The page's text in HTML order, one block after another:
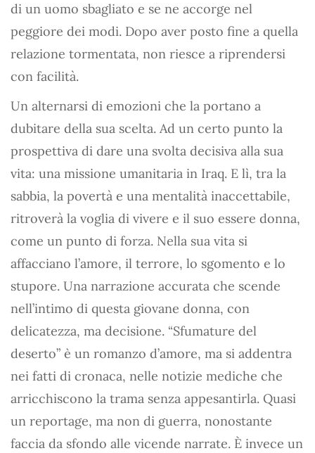
di un uomo sbagliato e se ne accorge nel
peggiore dei modi. Dopo aver posto fine a quella
relazione tormentata, non riesce a riprendersi
con facilità.
Un alternarsi di emozioni che la portano a
dubitare della sua scelta. Ad un certo punto la
prospettiva di dare una svolta decisiva alla sua
vita: una missione umanitaria in Iraq. E lì, tra la
sabbia, la povertà e una mentalità inaccettabile,
ritroverà la voglia di vivere e il suo essere donna,
come un punto di forza. Nella sua vita si
affacciano l’amore, il terrore, lo sgomento e lo
stupore. Una narrazione accurata che scende
nell’intimo di questa giovane donna, con
delicatezza, ma decisione. “Sfumature del
deserto” è un romanzo d’amore, ma si addentra
nei fatti di cronaca, nelle notizie mediche che
arricchiscono la trama senza appesantirla. Quasi
un reportage, ma non di guerra, nonostante
faccia da sfondo alle vicende narrate. È invece un